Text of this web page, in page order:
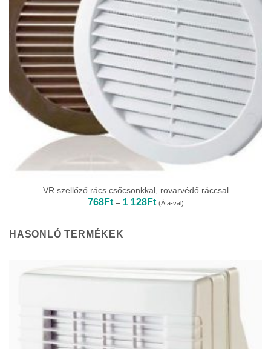
VR szellőző rács csőcsonkkal, rovarvédő ráccsal
768Ft – 1 128FtÁrtartomány:
768Ft
(Áfa-val)
HASONLÓ TERMÉKEK